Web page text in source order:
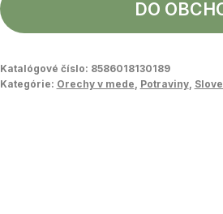
DO
Katalógové číslo: 8586018130189
Kategórie: Orechy v mede Potraviny,